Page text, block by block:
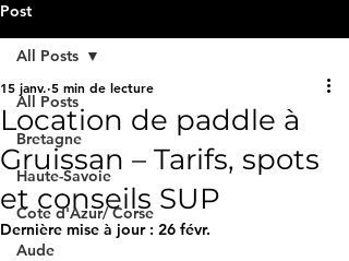
Post
All Posts
Bretagne
Haute-Savoie
Cote d'Azur/ Corse
Aude
All Posts
Location de paddle à
Gruissan – Tarifs, spots
et conseils SUP
15 janv. 5 min de lecture
Dernière mise à jour : 26 févr.